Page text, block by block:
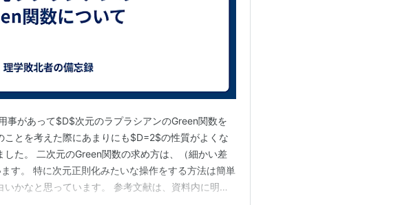
事があって$D$次元のラプラシアンのGreen関数を
ことを考えた際にあまりにも$D=2$の性質がよくな
した。 二次元のGreen関数の求め方は、（細かい差
す。 特に次元正則化みたいな操作をする方法は簡単
かなと思っています。 参考文献は、資料内に明記